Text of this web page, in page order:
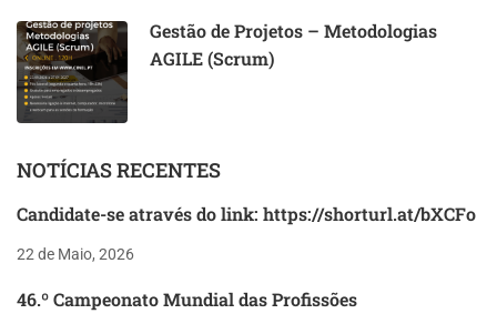
Gestão de Projetos – Metodologias
AGILE (Scrum)
NOTÍCIAS RECENTES
Candidate-se através do link: https://shorturl.at/bXCFo
22 de Maio, 2026
46.º Campeonato Mundial das Profissões